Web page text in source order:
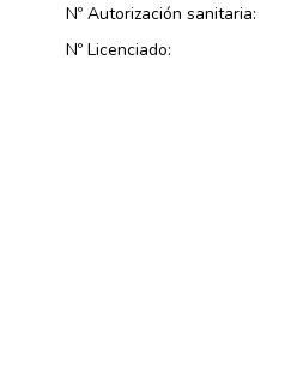
Nº Autorización sanitaria:
Nº Licenciado: